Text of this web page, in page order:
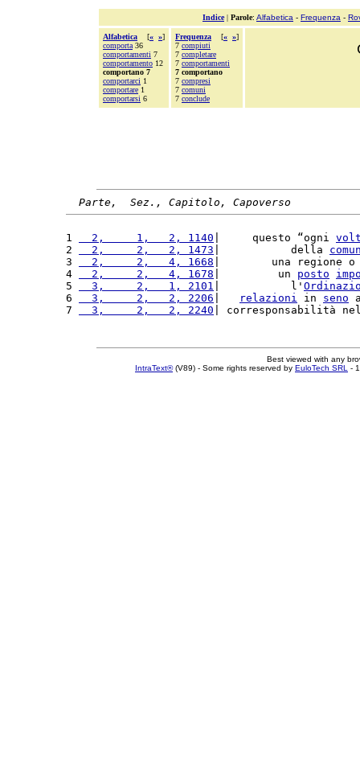
Indice| Parole: Alfabetica - Frequenza -
Alfabetica [« »]
comporta 36
comportamenti 7
comportamento 12
comportano 7
comportarci 1
comportare 1
comportarsi 6
Frequenza [« »]
7 compiuti
7 completare
7 comportamenti
7 comportano
7 compresi
7 comuni
7 conclude
Parte,  Sez., Capitolo, Capoverso
1
  2,     1,   2, 1140
|     questo “ogni
2
  2,     2,   2, 1473
|           della
3
  2,     2,   4, 1668
|        una regione
4
  2,     2,   4, 1678
|         un posto
5
  3,     2,   1, 2101
|           l'
6
  3,     2,   2, 2206
relazioni in seno
7
  3,     2,   2, 2240
| corresponsabilità
Best viewed with any
IntraText®(V89) - Some rights reserved by EuloTech SRL -